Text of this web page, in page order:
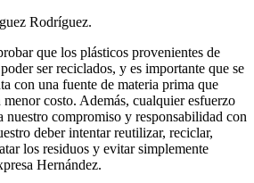
Rodríguez.
que los plásticos provenientes de
ser reciclados, y es importante que se
con una fuente de materia prima que
costo. Además, cualquier esfuerzo
nuestro compromiso y responsabilidad con
deber intentar reutilizar, reciclar,
los residuos y evitar simplemente
Hernández.